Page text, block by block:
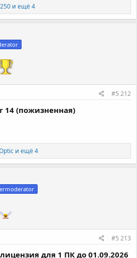
и ещё 4
#5 212
14 (пожизненная)
и ещё 4
#5 213
для 1 ПК до 01.09.2026